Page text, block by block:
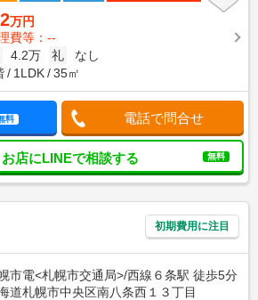
万円
費等：--
4.2万 礼
なし
1LDK 35㎡
料 電話で問合せ
お店にLINEで相談する 無料
初期費用に注目
市電<札幌市交通局>/西線６条駅 徒歩5分
道札幌市中央区南八条西１３丁目